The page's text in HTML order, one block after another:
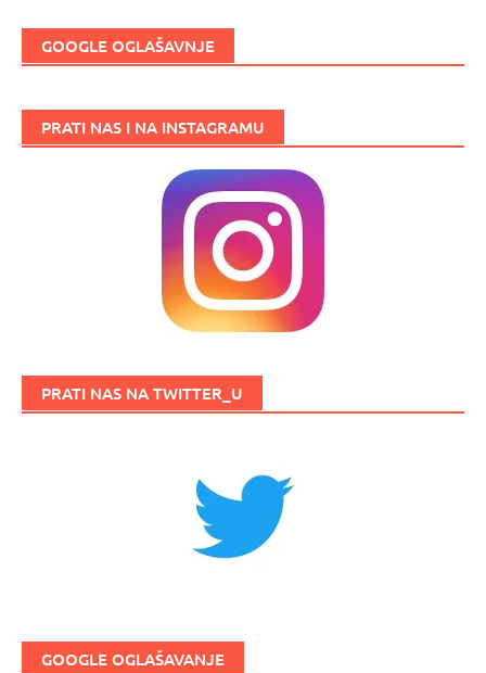
GOOGLE OGLAŠAVNJE
PRATI NAS I NA INSTAGRAMU
PRATI NAS NA TWITTER_U
GOOGLE OGLAŠAVANJE